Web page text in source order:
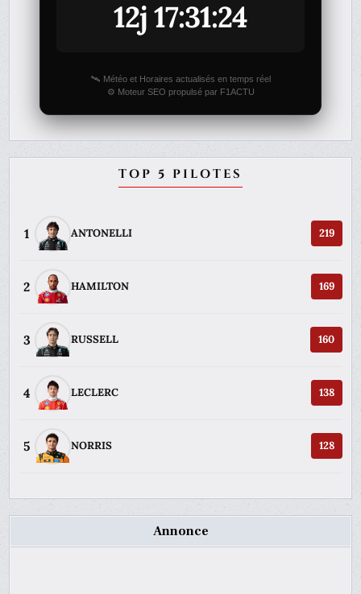
12j 17:31:24
🛰️ Météo et Horaires actualisés en temps réel
⚙️ Moteur SEO propulsé par F1ACTU
TOP 5 PILOTES
1 ANTONELLI 219
2 HAMILTON 169
3 RUSSELL 160
4 LECLERC 138
5 NORRIS 128
Annonce